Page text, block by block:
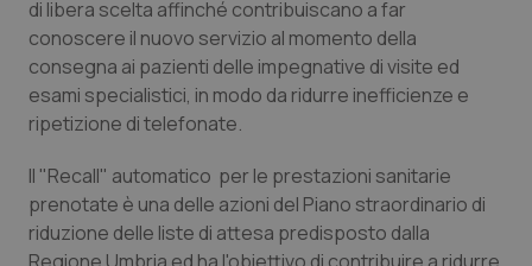
Provincia Autonoma di Trento
Puglia
Sicilia
Ipertensione & Scompenso
Malattie rare
Neuroscienze & patologie neurodegenerative
di libera scelta affinché contribuiscano a far
conoscere il nuovo servizio al momento della
consegna ai pazienti delle impegnative di visite ed
esami specialistici, in modo da ridurre inefficienze e
ripetizione di telefonate.
Il "Recall" automatico per le prestazioni sanitarie
prenotate è una delle azioni del Piano straordinario di
riduzione delle liste di attesa predisposto dalla